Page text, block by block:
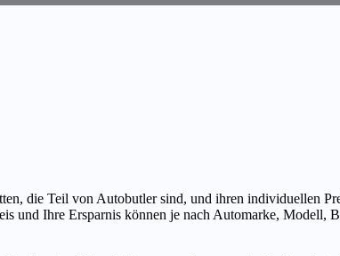
die Teil von Autobutler sind, und ihren individuellen
und Ihre Ersparnis können je nach Automarke, Modell,